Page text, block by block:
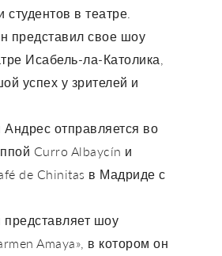
студентов в театре.
представил свое шоу
Исабель-ла-Католика,
успех у зрителей и
Андрес отправляется во
Curro Albaycín и
de Chinitas в Мадриде с
представляет шоу
Amaya», в котором он